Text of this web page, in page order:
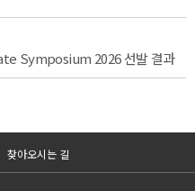
Symposium 2026 선발 결과
찾아오시는 길